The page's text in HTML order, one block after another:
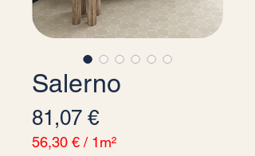
Salerno
81,07 €Precio
56,30 € / 1m²